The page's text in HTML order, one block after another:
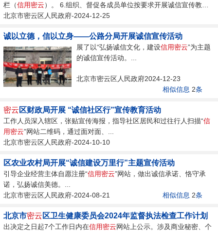
栏（信用密云）。 6.组织、督促各成员单位按要求开展诚信宣传教育
工作。...
北京市密云区人民政府-2024-12-25
诚以立德，信以立身——公路分局开展诚信宣传活动
展了以“弘扬诚信文化，建设信用密云”为主题
的诚信宣传活动。...
北京市密云区人民政府2024-12-23
相似信息 2条
密云 区财政局开展 “诚信社区行”宣传教育活动
工作人员深入辖区，张贴宣传海报，指导社区居民和过往行人扫描“信
用密云”网站二维码，通过面对面、...
北京市密云区人民政府-2024-10-10
区农业农村局开展“诚信建设万里行”主题宣传活动
引导企业经营主体自愿注册“信用密云”网站，做出诚信承诺、恪守承
诺，弘扬诚信美德。...
北京市密云区人民政府-2024-08-21
相似信息 2条
北京市密云 区卫生健康委员会2024年监督执法检查工作计划
出决定之日起7个工作日内在信用密云网站上公示。涉及商业秘密、个